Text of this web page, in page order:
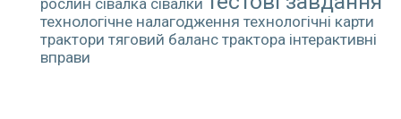
рослин сівалка сівалки
технологічне налагодження технологічні карти
трактори тяговий баланс трактора інтерактивні
вправи